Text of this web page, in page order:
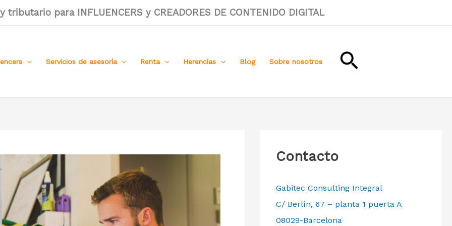
para INFLUENCERS y CREADORES DE CONTENIDO DIGITAL
Servicios de asesoría Renta Herencias Blog Sobre nosotros Buscar
Contacto
Gabitec Consulting Integral
C/ Berlín, 67 – planta 1 puerta A
08029-Barcelona